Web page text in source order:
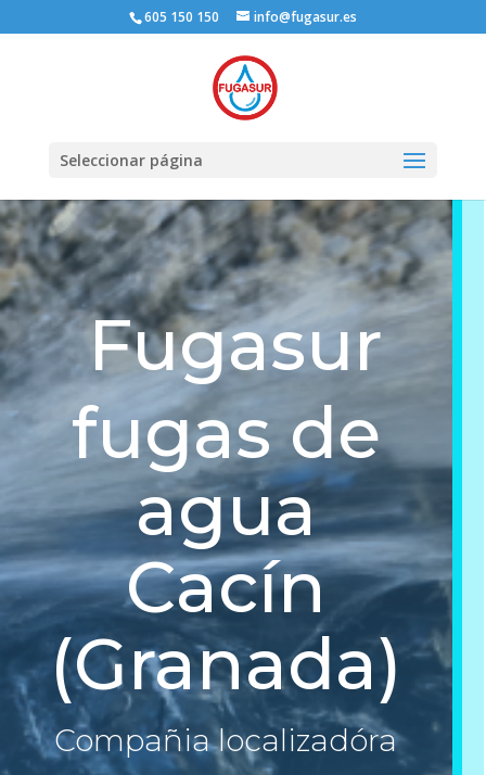
605 150 150 info@fugasur.es
Seleccionar página
Fugasur
fugas de
agua
Cacín
(Granada)
Compañia localizadóra